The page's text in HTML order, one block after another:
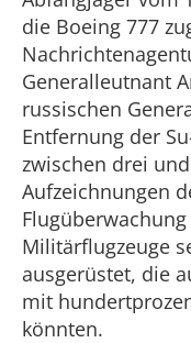
die Boeing 777
Generalleutnant
russischen
Entfernung der
zwischen drei
Aufzeichnungen
Militärflugzeuge
ausgerüstet, die
mit
könnten.